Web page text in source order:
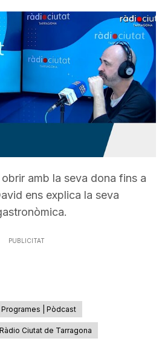
amb la seva dona fins a
ens explica la seva
PUBLICITAT
Programes | Pòdcast
Ciutat de Tarragona